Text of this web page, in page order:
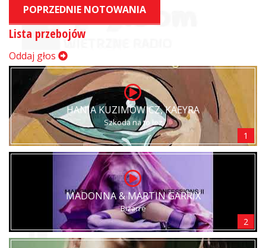
POPRZEDNIE NOTOWANIA
Lista przebojów
Oddaj głos
HANIA KUZIMOWICZ, KAEYRA
Szkoda na to łez
1
MADONNA & MARTIN GARRIX
Bizarre
2